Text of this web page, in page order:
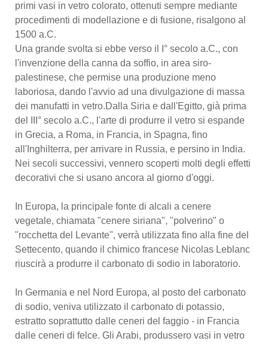
primi vasi in vetro colorato, ottenuti sempre mediante
procedimenti di modellazione e di fusione, risalgono al
1500 a.C.
Una grande svolta si ebbe verso il I° secolo a.C., con
l'invenzione della canna da soffio, in area siro-
palestinese, che permise una produzione meno
laboriosa, dando l'avvio ad una divulgazione di massa
dei manufatti in vetro.Dalla Siria e dall'Egitto, già prima
del III° secolo a.C., l'arte di produrre il vetro si espande
in Grecia, a Roma, in Francia, in Spagna, fino
all'Inghilterra, per arrivare in Russia, e persino in India.
Nei secoli successivi, vennero scoperti molti degli effetti
decorativi che si usano ancora al giorno d'oggi.
In Europa, la principale fonte di alcali a cenere
vegetale, chiamata "cenere siriana", "polverino" o
"rocchetta del Levante", verrà utilizzata fino alla fine del
Settecento, quando il chimico francese Nicolas Leblanc
riuscirà a produrre il carbonato di sodio in laboratorio.
In Germania e nel Nord Europa, al posto del carbonato
di sodio, veniva utilizzato il carbonato di potassio,
estratto soprattutto dalle ceneri del faggio - in Francia
dalle ceneri di felce. Gli Arabi, produssero vasi in vetro